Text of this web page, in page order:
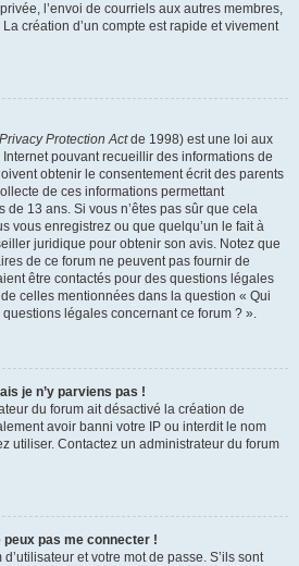
l’envoi de courriels aux autres membres,
création d’un compte est rapide et vivement
Protection Actde 1998) est une loi aux
pouvant recueillir des informations de
obtenir le consentement écrit des parents
de ces informations permettant
de 13 ans. Si vous n’êtes pas sûr que cela
vous enregistrez ou que quelqu’un le fait à
juridique pour obtenir son avis. Notez que
de ce forum ne peuvent pas fournir de
être contactés pour des questions légales
celles mentionnées dans la question « Qui
légales concernant ce forum ? ».
je n’y parviens pas !
du forum ait désactivé la création de
avoir banni votre IP ou interdit le nom
utiliser. Contactez un administrateur du forum
pas me connecter !
et votre mot de passe. S’ils sont